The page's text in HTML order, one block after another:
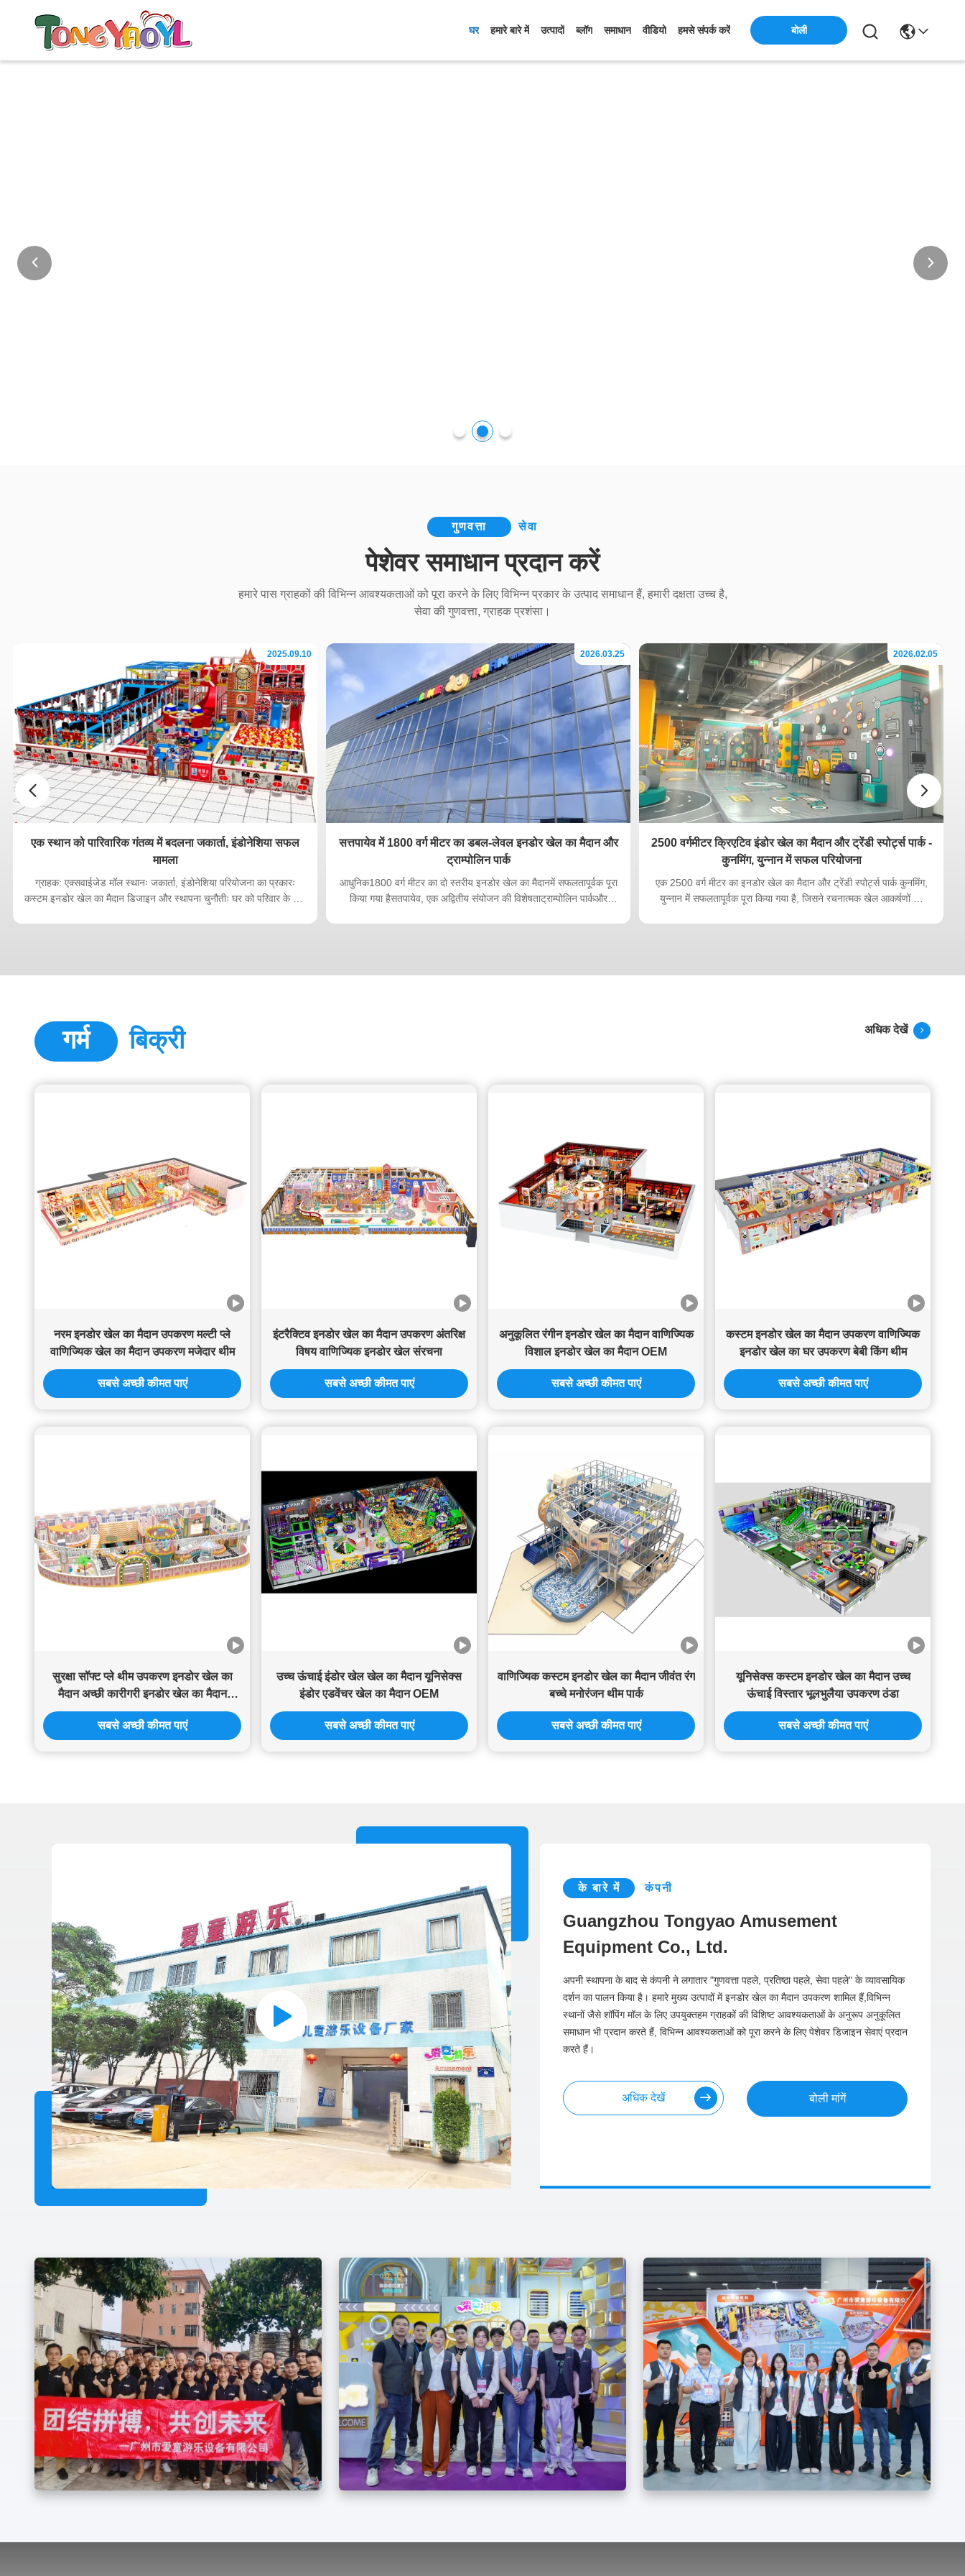
घर हमारे बारे में उत्पादों ब्लॉग समाधान वीडियो हमसे संपर्क करें बोली
गुणवत्ता सेवा
पेशेवर समाधान प्रदान करें
हमारे पास ग्राहकों की विभिन्न आवश्यकताओं को पूरा करने के लिए विभिन्न प्रकार के उत्पाद समाधान हैं, हमारी दक्षता उच्च है,
सेवा की गुणवत्ता, ग्राहक प्रशंसा।
2025.09.10
एक स्थान को पारिवारिक गंतव्य में बदलना जकार्ता, इंडोनेशिया सफल
मामला
ग्राहक: एक्सवाईजेड मॉल स्थानः जकार्ता, इंडोनेशिया परियोजना का प्रकारः
कस्टम इनडोर खेल का मैदान डिजाइन और स्थापना चुनौतीः घर को परिवार के लिए
2026.03.25
सत्तपायेव में 1800 वर्ग मीटर का डबल-लेवल इनडोर खेल का मैदान और
ट्राम्पोलिन पार्क
आधुनिक1800 वर्ग मीटर का दो स्तरीय इनडोर खेल का मैदानमें सफलतापूर्वक पूरा
किया गया हैसतपायेव, एक अद्वितीय संयोजन की विशेषताट्राम्पोलिन पार्कऔर
2026.02.05
2500 वर्गमीटर क्रिएटिव इंडोर खेल का मैदान और ट्रेंडी स्पोर्ट्स पार्क -
कुनमिंग, युन्नान में सफल परियोजना
एक 2500 वर्ग मीटर का इनडोर खेल का मैदान और ट्रेंडी स्पोर्ट्स पार्क कुनमिंग,
युन्नान में सफलतापूर्वक पूरा किया गया है, जिसने रचनात्मक खेल आकर्षणों को
गर्म बिक्री अधिक देखें
नरम इनडोर खेल का मैदान उपकरण मल्टी प्ले
वाणिज्यिक खेल का मैदान उपकरण मजेदार थीम
सबसे अच्छी कीमत पाएं
इंटरैक्टिव इनडोर खेल का मैदान उपकरण अंतरिक्ष
विषय वाणिज्यिक इनडोर खेल संरचना
सबसे अच्छी कीमत पाएं
अनुकूलित रंगीन इनडोर खेल का मैदान वाणिज्यिक
विशाल इनडोर खेल का मैदान OEM
सबसे अच्छी कीमत पाएं
कस्टम इनडोर खेल का मैदान उपकरण वाणिज्यिक
इनडोर खेल का घर उपकरण बेबी किंग थीम
सबसे अच्छी कीमत पाएं
सुरक्षा सॉफ्ट प्ले थीम उपकरण इनडोर खेल का
मैदान अच्छी कारीगरी इनडोर खेल का मैदान
वाणिज्यिक
सबसे अच्छी कीमत पाएं
उच्च ऊंचाई इंडोर खेल खेल का मैदान यूनिसेक्स
इंडोर एडवेंचर खेल का मैदान OEM
सबसे अच्छी कीमत पाएं
वाणिज्यिक कस्टम इनडोर खेल का मैदान जीवंत रंग
बच्चे मनोरंजन थीम पार्क
सबसे अच्छी कीमत पाएं
यूनिसेक्स कस्टम इनडोर खेल का मैदान उच्च
ऊंचाई विस्तार भूलभुलैया उपकरण ठंडा
सबसे अच्छी कीमत पाएं
के बारे में कंपनी
Guangzhou Tongyao Amusement
Equipment Co., Ltd.
अपनी स्थापना के बाद से कंपनी ने लगातार "गुणवत्ता पहले, प्रतिष्ठा पहले, सेवा पहले" के व्यावसायिक
दर्शन का पालन किया है। हमारे मुख्य उत्पादों में इनडोर खेल का मैदान उपकरण शामिल हैं,विभिन्न
स्थानों जैसे शॉपिंग मॉल के लिए उपयुक्तहम ग्राहकों की विशिष्ट आवश्यकताओं के अनुरूप अनुकूलित
समाधान भी प्रदान करते हैं, विभिन्न आवश्यकताओं को पूरा करने के लिए पेशेवर डिजाइन सेवाएं प्रदान
करते हैं।
अधिक देखें बोली मांगें